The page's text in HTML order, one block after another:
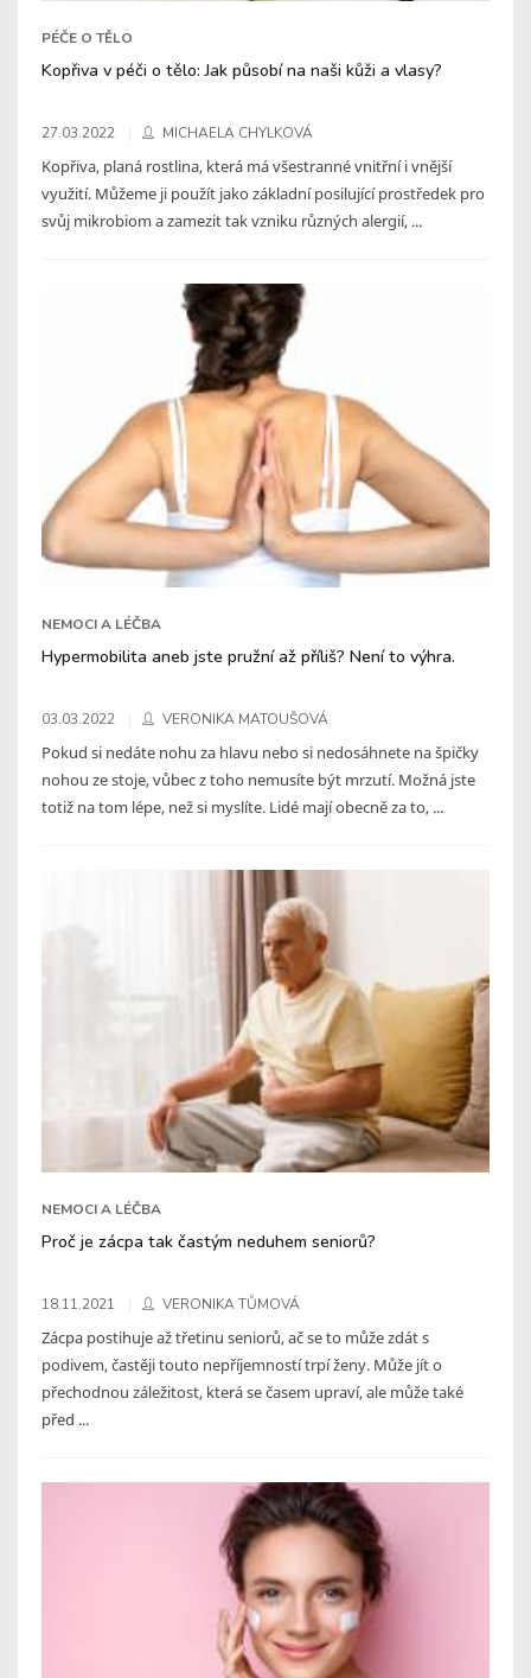
PÉČE O TĚLO
Kopřiva v péči o tělo: Jak působí na naši kůži a vlasy?
27.03.2022 MICHAELA CHYLKOVÁ
Kopřiva, planá rostlina, která má všestranné vnitřní i vnější
využití. Můžeme ji použít jako základní posilující prostředek pro
svůj mikrobiom a zamezit tak vzniku různých alergií, ...
NEMOCI A LÉČBA
Hypermobilita aneb jste pružní až příliš? Není to výhra.
03.03.2022 VERONIKA MATOUŠOVÁ
Pokud si nedáte nohu za hlavu nebo si nedosáhnete na špičky
nohou ze stoje, vůbec z toho nemusíte být mrzutí. Možná jste
totiž na tom lépe, než si myslíte. Lidé mají obecně za to, ...
NEMOCI A LÉČBA
Proč je zácpa tak častým neduhem seniorů?
18.11.2021 VERONIKA TŮMOVÁ
Zácpa postihuje až třetinu seniorů, ač se to může zdát s
podivem, častěji touto nepříjemností trpí ženy. Může jít o
přechodnou záležitost, která se časem upraví, ale může také
před ...